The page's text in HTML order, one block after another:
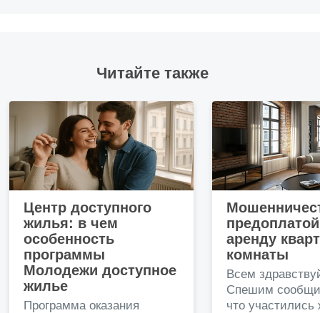
Читайте также
Центр доступного
жилья: в чем
особенность
программы
Молодежи доступное
жилье
Программа оказания
аренду
комнаты
Всем
Спешим
что